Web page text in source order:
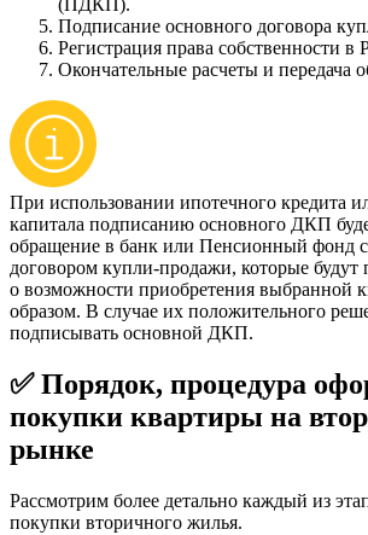
(ПДКП).
Подписание основного договора
Регистрация права собственности в
Окончательные расчеты и передача
При использовании ипотечного кредита
капитала подписанию основного ДКП
обращение в банк или Пенсионный фонд
договором купли-продажи, которые
о возможности приобретения выбранной
образом. В случае их положительного
подписывать основной ДКП.
✅ Порядок, процедура
покупки квартиры на
рынке
Рассмотрим более детально каждый из
покупки вторичного жилья.